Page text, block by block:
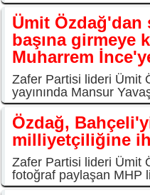
Ümit Özdağ'dan
başına girmeye
Muharrem
Zafer Partisi lideri Ümit
yayınında Mansur
Özdağ,
milliyetçiliğine
Zafer Partisi lideri Ümit
fotoğraf paylaşan MHP